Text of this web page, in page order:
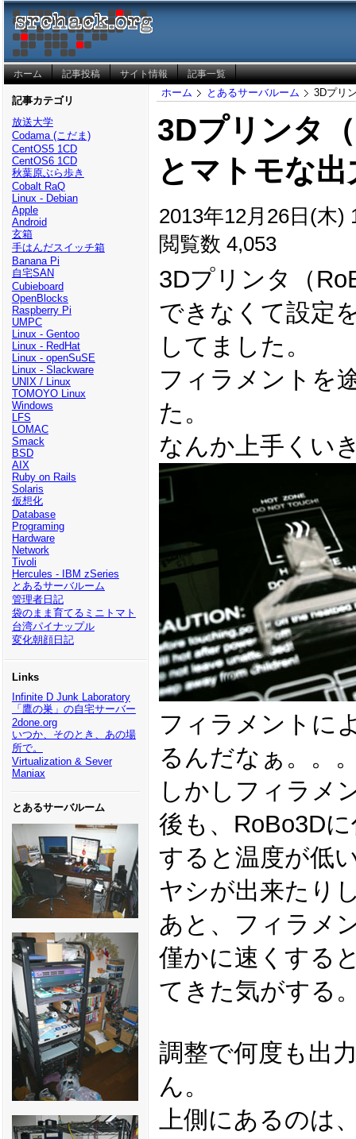
ホーム 記事投稿 サイト情報 記事一覧
記事カテゴリ
放送大学
Codama (こだま)
CentOS5 1CD
CentOS6 1CD
秋葉原ぶら歩き
Cobalt RaQ
Linux - Debian
Apple
Android
玄箱
手はんだスイッチ箱
Banana Pi
自宅SAN
Cubieboard
OpenBlocks
Raspberry Pi
UMPC
Linux - Gentoo
Linux - RedHat
Linux - openSuSE
Linux - Slackware
UNIX / Linux
TOMOYO Linux
Windows
LFS
LOMAC
Smack
BSD
AIX
Ruby on Rails
Solaris
仮想化
Database
Programing
Hardware
Network
Tivoli
Hercules - IBM zSeries
とあるサーバルーム
管理者日記
袋のまま育てるミニトマト
台湾パイナップル
変化朝顔日記
Links
Infinite D Junk Laboratory
「鷹の巣」の自宅サーバー
2done.org
いつか、そのとき、あの場
所で。
Virtualization & Sever
Maniax
とあるサーバルーム
ホーム とあるサーバルーム 3Dプリ
3Dプリンタ
とマトモな
2013年12月26日(木)
閲覧数 4,053
3Dプリンタ（
できなくて設定
してました。
フィラメントを
た。
なんか上手くい
フィラメントに
るんだなぁ。。
しかしフィラメ
後も、RoBo3D
すると温度が低
ヤシが出来たり
あと、フィラメ
僅かに速くする
てきた気がする
調整で何度も出
ん。
上側にあるのは